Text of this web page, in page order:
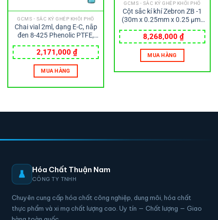
GCMS - SẮC KÝ GHÉP KHỐI PHỔ
Chai vial 2ml, dạng E-C, nắp
đen 8-425 Phenolic PTFE,
2,171,000 ₫
MUA HÀNG
GCMS - SẮC KÝ GHÉP KHỐI PHỔ
Cột sắc kí khí Zebron ZB -1
(30m x 0.25mm x 0.25 µm)
8,268,000 ₫
MUA HÀNG
Hóa Chất Thuận Nam
CÔNG TY TNHH
Chuyên cung cấp hóa chất công nghiệp, dung môi, hóa chất
thực phẩm và xi mạ chất lượng cao. Uy tín — Chất lượng — Giao